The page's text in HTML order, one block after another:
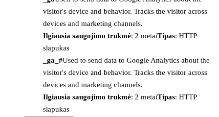
visitor's device and behavior. Tracks the visitor across
devices and marketing channels.
Ilgiausia saugojimo trukmė: 2 metaiTipas: HTTP
slapukas
_ga_#Used to send data to Google Analytics about the
visitor's device and behavior. Tracks the visitor across
devices and marketing channels.
Ilgiausia saugojimo trukmė: 2 metaiTipas: HTTP
slapukas